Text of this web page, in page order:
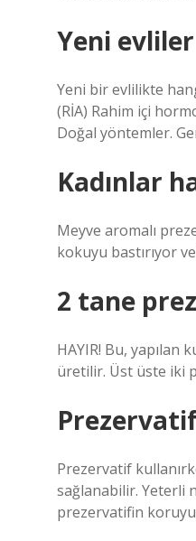
Yeni
Yeni bir evlilikte
(RİA) Rahim içi
Doğal yöntemler.
Kadınlar
Meyve aromalı
kokuyu bastırıyor
2 tane
HAYIR! Bu, yapılan
üretilir. Üst üste iki
Prezervatif
sağlanabilir. Yeterli
prezervatifin